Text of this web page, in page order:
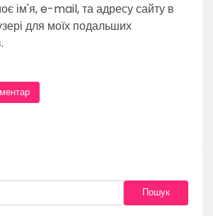
ім'я, e-mail, та адресу сайту в
для моїх подальших
Пошук